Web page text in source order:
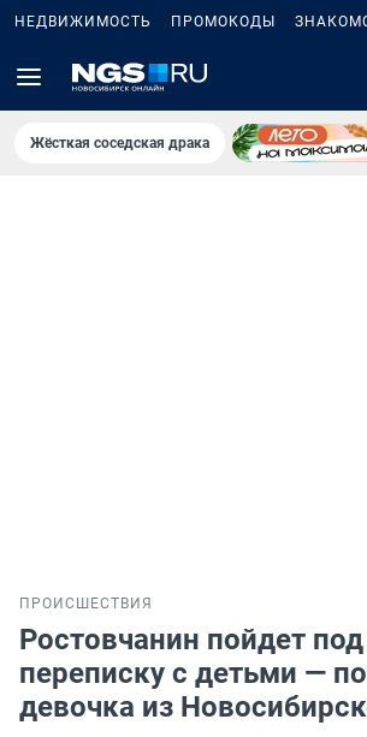
НЕДВИЖИМОСТЬ ПРОМОКОДЫ
Жёсткая соседская драка
ПРОИСШЕСТВИЯ
Ростовчанин пойдет под
переписку с детьми —
девочка из